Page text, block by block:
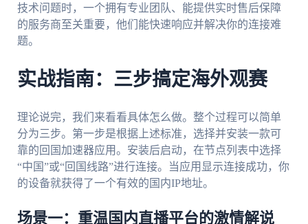
技术问题时，一个拥有专业团队、能提供实时售后保障
的服务商至关重要，他们能快速响应并解决你的连接难
题。
实战指南：三步搞定海外观赛
理论说完，我们来看看具体怎么做。整个过程可以简单
分为三步。第一步是根据上述标准，选择并安装一款可
靠的回国加速器应用。安装后启动，在节点列表中选择
“中国”或“回国线路”进行连接。当应用显示连接成功，你
的设备就获得了一个有效的国内IP地址。
场景一：重温国内直播平台的激情解说